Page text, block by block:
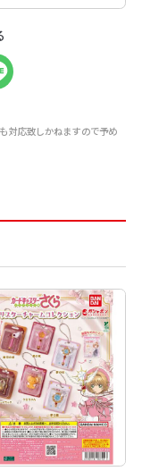
対応致しかねますので予め